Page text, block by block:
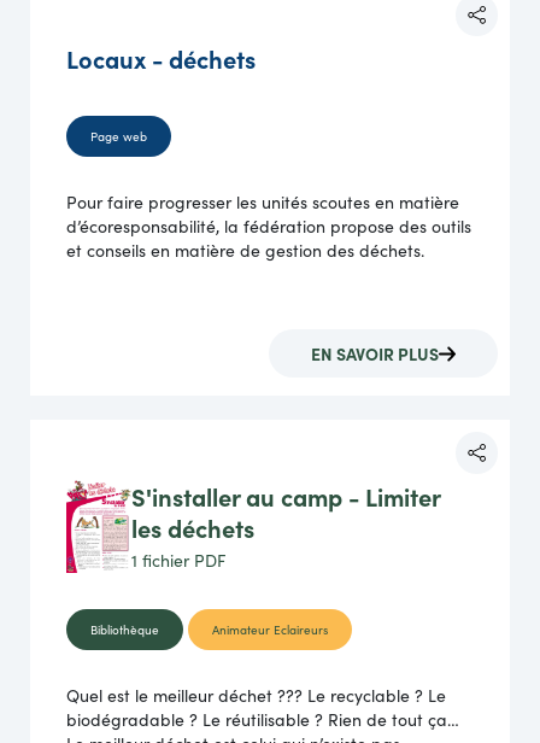
Locaux - déchets
Page web
Pour faire progresser les unités scoutes en matière
d’écoresponsabilité, la fédération propose des outils
et conseils en matière de gestion des déchets.
EN SAVOIR PLUS
S'installer au camp - Limiter
les déchets
1 fichier PDF
Bibliothèque Animateur Eclaireurs
Quel est le meilleur déchet ??? Le recyclable ? Le
biodégradable ? Le réutilisable ? Rien de tout ça…